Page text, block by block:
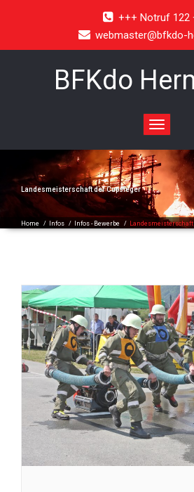
+++ Notruf 122
webmaster@bfkdo-
BFKdo
Toggle
navigation
Landesmeisterschaft der Cupsieger
Home / Infos / Infos - Bewerbe / Landesmeisterschaft